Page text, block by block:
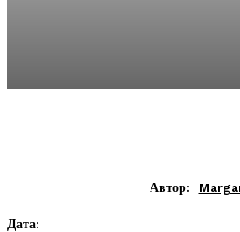
Автор:
Дата: